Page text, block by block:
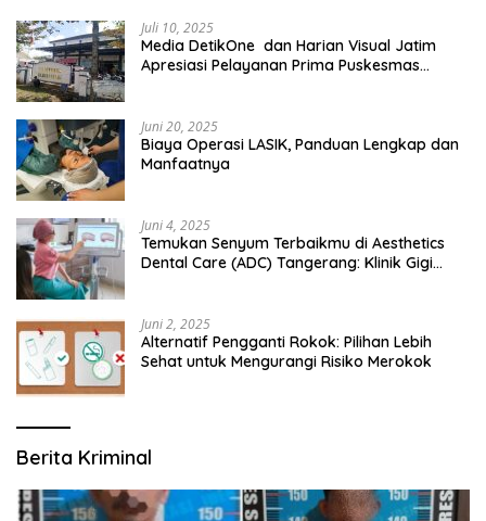
Juli 10, 2025
Media DetikOne dan Harian Visual Jatim
Apresiasi Pelayanan Prima Puskesmas
Juni 20, 2025
Biaya Operasi LASIK, Panduan Lengkap dan
Manfaatnya
Juni 4, 2025
Temukan Senyum Terbaikmu di Aesthetics
Dental Care (ADC) Tangerang: Klinik Gigi
Juni 2, 2025
Alternatif Pengganti Rokok: Pilihan Lebih
Sehat untuk Mengurangi Risiko Merokok
Berita Kriminal